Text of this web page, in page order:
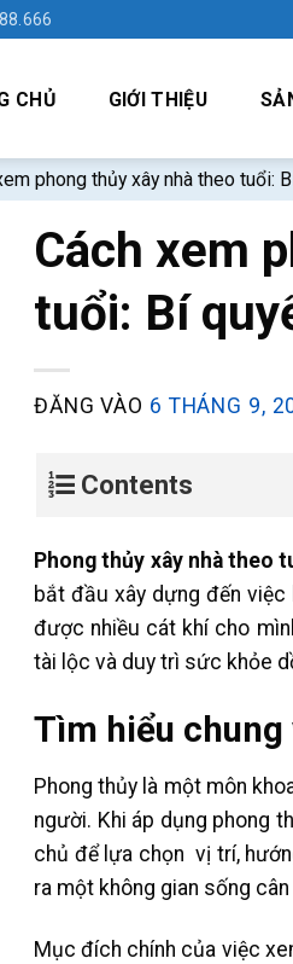
CHỦ GIỚI THIỆU
phong thủy xây nhà theo tuổi:
Cách xem
tuổi: Bí
ĐĂNG VÀO 6 THÁNG 9,
Contents
Phong thủy xây nhà theo
bắt đầu xây dựng đến
được nhiều cát khí cho
tài lộc và duy trì sức khỏe
Tìm hiểu
Phong thủy là một môn
người. Khi áp dụng phong
chủ để lựa chọn vị trí,
ra một không gian sống
Mục đích chính của việc